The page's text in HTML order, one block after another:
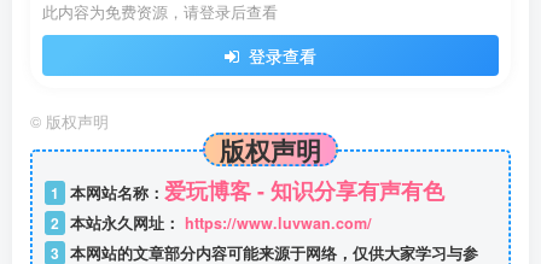
此内容为免费资源，请登录后查看
登录查看
© 版权声明
版权声明
1 本网站名称： 爱玩博客 - 知识分享有声有色
2 本站永久网址： https://www.luvwan.com/
3 本网站的文章部分内容可能来源于网络，仅供大家学习与参